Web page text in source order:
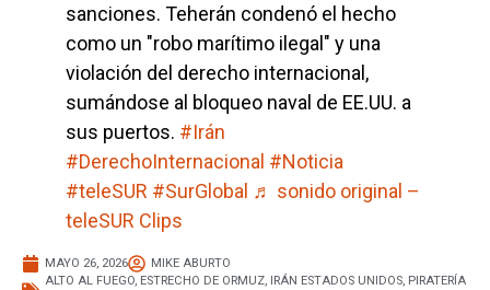
sanciones. Teherán condenó el hecho
como un "robo marítimo ilegal" y una
violación del derecho internacional,
sumándose al bloqueo naval de EE.UU. a
sus puertos. #Irán
#DerechoInternacional #Noticia
#teleSUR #SurGlobal ♬ sonido original –
teleSUR Clips
MAYO 26, 2026
MIKE ABURTO
ALTO AL FUEGO, ESTRECHO DE ORMUZ, IRÁN ESTADOS UNIDOS, PIRATERÍA